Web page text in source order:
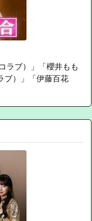
ラブ）」「櫻井もも
ブ）」「伊藤百花